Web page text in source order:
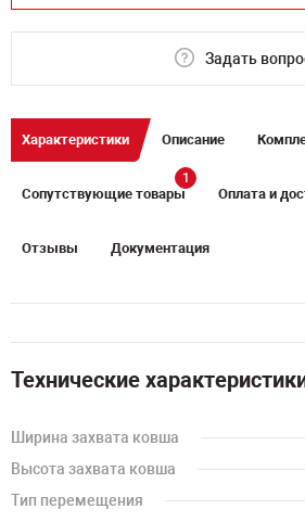
Задать
Характеристики Описание
Сопутствующие товары
1
Оплата и
Отзывы Документация
Технические
Ширина захвата ковша
Высота захвата ковша
Тип перемещения